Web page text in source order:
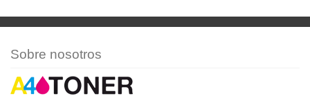
Sobre nosotros